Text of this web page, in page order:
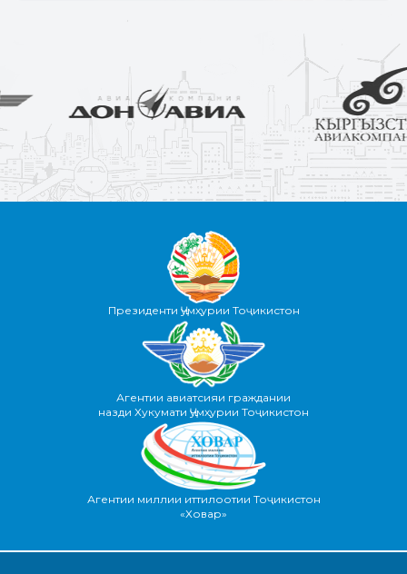
Президенти Ҷумҳурии Тоҷикистон
Агентии авиатсияи граждании
назди Хукумати Ҷумҳурии Тоҷикистон
Агентии миллии иттилоотии Тоҷикистон
«Ховар»